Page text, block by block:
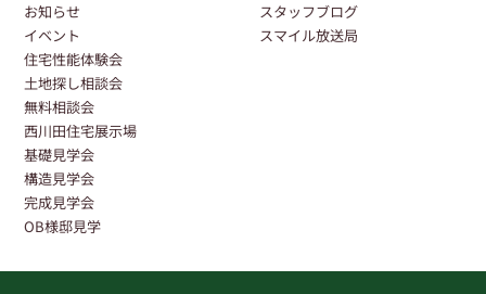
お知らせ
イベント
住宅性能体験会
土地探し相談会
無料相談会
西川田住宅展示場
基礎見学会
構造見学会
完成見学会
OB様邸見学
スタッフブログ
スマイル放送局